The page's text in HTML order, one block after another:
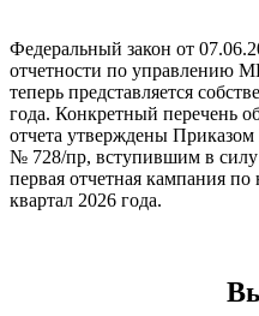
Федеральный закон от
отчетности по управлению
теперь представляется
года. Конкретный перечень
отчета утверждены
№ 728/пр, вступившим в силу
первая отчетная кампания
квартал 2026 года.